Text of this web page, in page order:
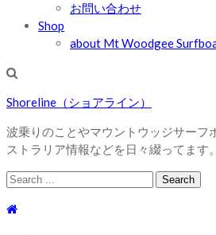
お問い合わせ
Shop
about Mt Woodgee
Shoreline（ショアライン）
波乗りのことやマウントウッジサーフ
ストラリア情報などを日々綴ってます。
Search